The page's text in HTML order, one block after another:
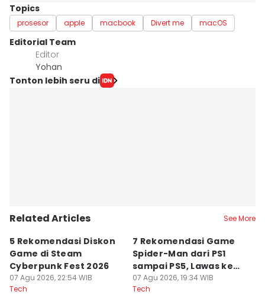
Topics
prosesor apple macbook Divert me macOS
Editorial Team
Editor
Yohan
Tonton lebih seru di
Related Articles See More
5 Rekomendasi Diskon
Game di Steam
Cyberpunk Fest 2026
07 Agu 2026, 22:54 WIB
Tech
7 Rekomendasi Game
Spider-Man dari PS1
sampai PS5, Lawas ke
Modern
07 Agu 2026, 19:34 WIB
Tech